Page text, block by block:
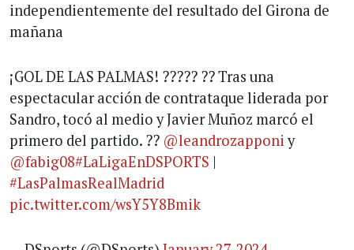
independientemente del resultado del Girona de
mañana
¡GOL DE LAS PALMAS! ????? ?? Tras una
espectacular acción de contrataque liderada por
Sandro, tocó al medio y Javier Muñoz marcó el
primero del partido. ?? @leandrozapponiy
@fabig08#LaLigaEnDSPORTS |
#LasPalmasRealMadrid
pic.twitter.com/wsY5Y8Bmik